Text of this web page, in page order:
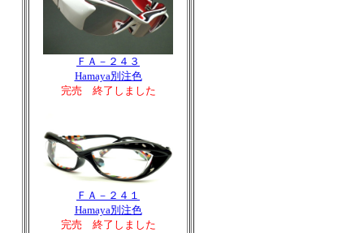
ＦＡ－２４３
Hamaya別注色
完売 終了しました
ＦＡ－２４１
Hamaya別注色
完売 終了しました